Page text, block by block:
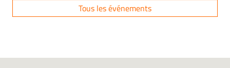
Tous les événements